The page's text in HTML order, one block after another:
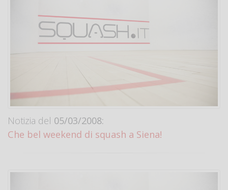
Notizia del 05/03/2008:
Che bel weekend di squash a Siena!